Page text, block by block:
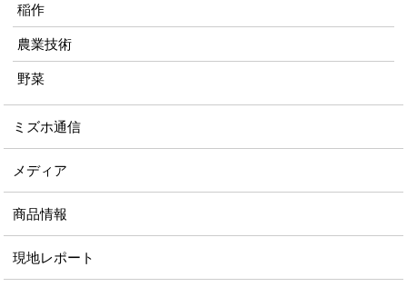
稲作
農業技術
野菜
ミズホ通信
メディア
商品情報
現地レポート